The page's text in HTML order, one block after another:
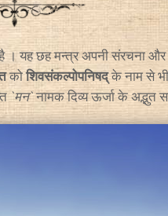
यह छह मन्त्र अपनी संरचना और
कोशिवसंकल्पोपनिषद्के नाम से भी
`मन`नामक दिव्य ऊर्जा के अद्भुत